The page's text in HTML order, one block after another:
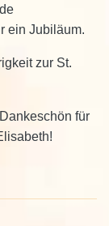
ein Jubiläum.
zur St.
für